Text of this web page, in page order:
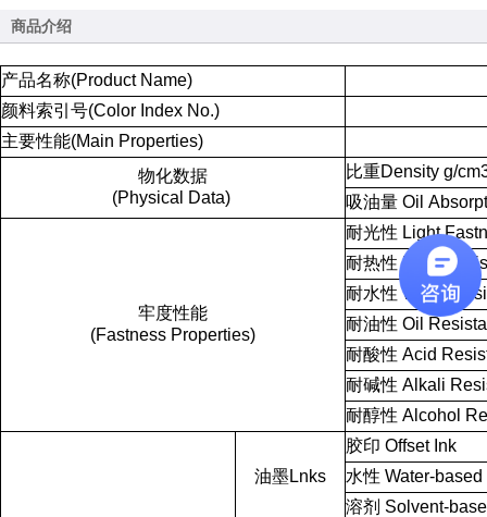
商品介绍
产品名称(Product Name)
颜料索引号(Color Index No.)
主要性能(Main Properties)
物化数据
(Physical
Data)
比重Density g/
吸油量 Oil
牢度性能
(Fastness Properties)
耐光性 Light
耐热性 Heat
耐水性 Water
耐油性 Oil
耐酸性 Acid
耐碱性 Alkali
耐醇性 Alcohol
油墨Lnks
胶印 Offset Ink
水性 Water-based
溶剂 Solvent-